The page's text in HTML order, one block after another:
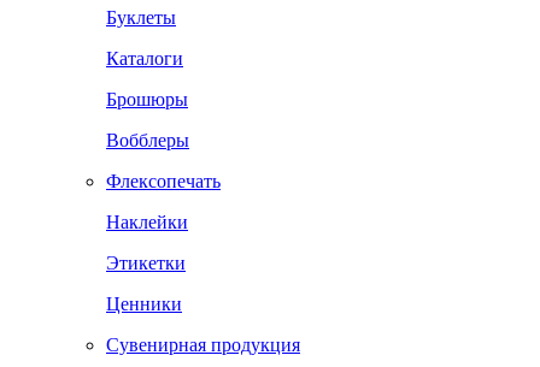
Буклеты
Каталоги
Брошюры
Вобблеры
Флексопечать
Наклейки
Этикетки
Ценники
Сувенирная продукция